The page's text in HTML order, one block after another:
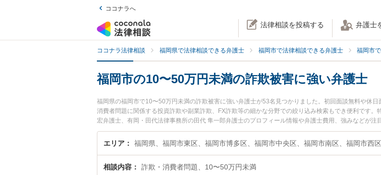
ココナラへ
法律相談を投稿する 弁護士
ココナラ法律相談 福岡県で法律相談できる弁護士 福岡市で法律相談できる弁護士 福岡市
福岡市の10〜50万円未満の詐欺被害に強い弁護士
福岡県の福岡市で10〜50万円未満の詐欺被害に強い弁護士が53名見つかりました。初回面談無料や休
消費者問題に関係する投資詐欺や副業詐欺、FX詐欺等の細かな分野での絞り込み検索もでき便利です
宏弁護士、有岡・田代法律事務所の田代 隼一郎弁護士のプロフィール情報や弁護士費用、強みなどが
被害のトラブルを今すぐに弁護士に相談したい』『10〜50万円未満の詐欺被害のトラブル解決の実績
被害を法律相談できる福岡市内の弁護士に相談予約したい』などでお困りの相談者さんにおすすめです。
エリア 福岡県、福岡市東区、福岡市博多区、福岡市中央区、福岡市南区、福岡市西
相談内容 詐欺・消費者問題、10〜50万円未満